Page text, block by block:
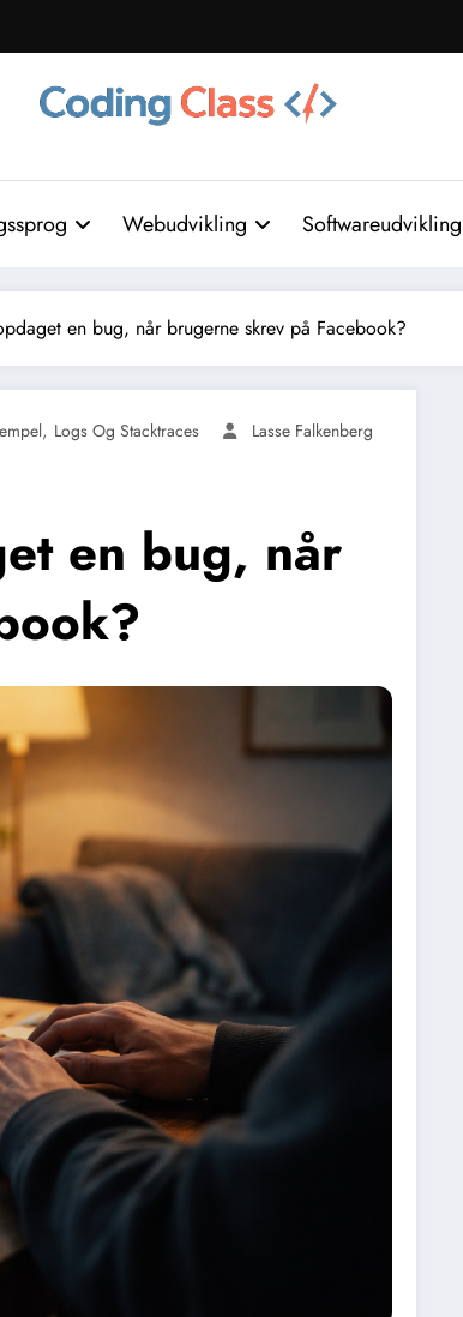
Webudvikling Softwareudvikling
en bug, når brugerne skrev på Facebook?
, Logs Og Stacktraces
Lasse Falkenberg
en bug, når